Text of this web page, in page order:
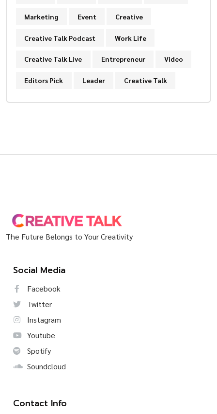
Marketing Event Creative
Creative Talk Podcast Work Life
Creative Talk Live Entrepreneur Video
Editors Pick Leader Creative Talk
The Future Belongs to Your Creativity
Social Media
Facebook
Twitter
Instagram
Youtube
Spotify
Soundcloud
Contact Info